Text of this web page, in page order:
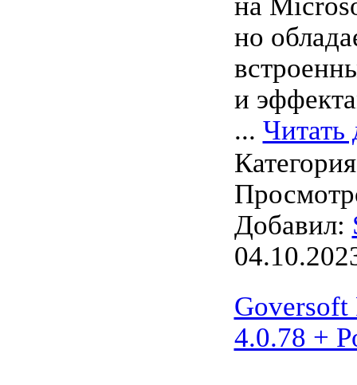
но
и
... Читать
Добавил:
Goversoft
4.0.78 +